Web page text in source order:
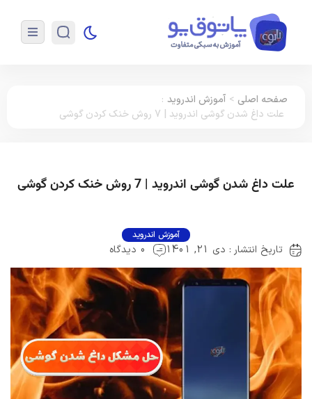
صفحه اصلی > آموزش اندروید :
علت داغ شدن گوشی اندروید | 7 روش خنک کردن گوشی
علت داغ شدن گوشی اندروید | 7 روش خنک کردن گوشی
آموزش اندروید
تاریخ انتشار : دی 21, 1401 0 دیدگاه